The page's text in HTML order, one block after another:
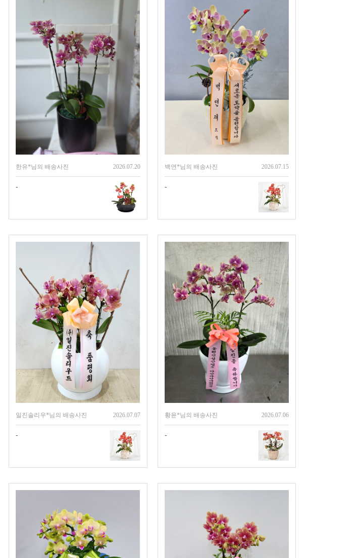
한유*님의 배송사진 2026.07.20
-
백연*님의 배송사진 2026.07.15
-
일진솔리우*님의 배송사진 2026.07.07
-
황윤*님의 배송사진 2026.07.06
-